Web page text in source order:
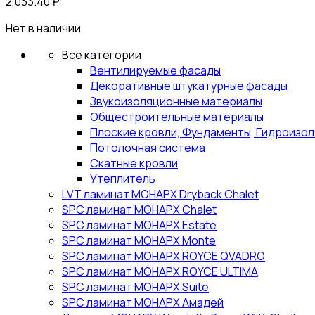
Нет в наличии
Все категории
Вентилируемые фасады
Декоративные штукатурные фасады
Звукоизоляционные материалы
Общестроительные материалы
Плоские кровли, Фундаменты,
Потолочная система
Скатные кровли
Утеплитель
LVT ламинат МОНАРХ Dryback Chalet
SPC ламинат МОНАРХ Chalet
SPC ламинат МОНАРХ Estate
SPC ламинат МОНАРХ Monte
SPC ламинат МОНАРХ ROYCE QVADRO
SPC ламинат МОНАРХ ROYCE ULTIMA
SPC ламинат МОНАРХ Suite
SPC ламинат МОНАРХ Амадей